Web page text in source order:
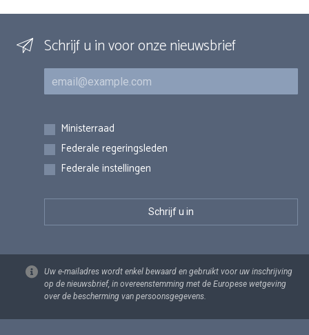
Schrijf u in voor onze nieuwsbrief
E-mail
Inschrijvingen
Ministerraad
Federale regeringsleden
Federale instellingen
Uw e-mailadres wordt enkel bewaard en gebruikt voor uw inschrijving
op de nieuwsbrief, in overeenstemming met de Europese wetgeving
over de bescherming van persoonsgegevens.